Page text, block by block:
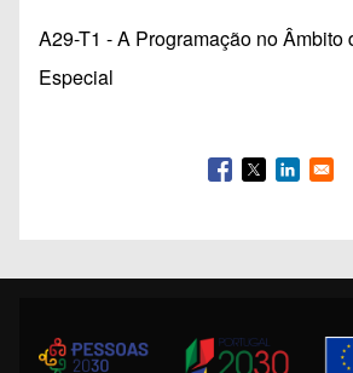
A29-T1 - A Programação no Âmbito
Especial